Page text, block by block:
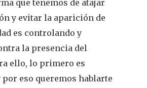
que tenemos de atajar
y evitar la aparición de
es controlando y
la presencia del
ello, lo primero es
eso queremos hablarte